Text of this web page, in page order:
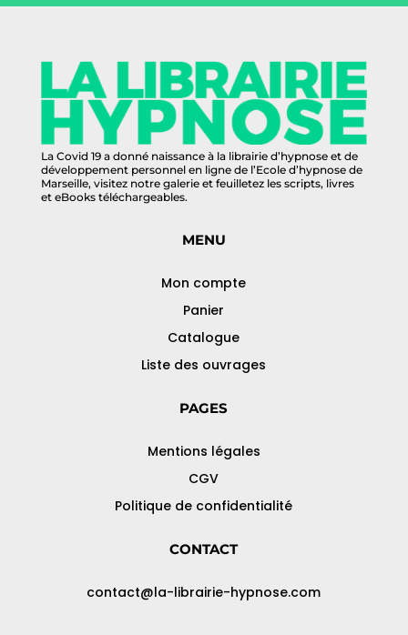
La Covid 19 a donné naissance à la librairie d’hypnose et de
développement personnel en ligne de l’Ecole d’hypnose de
Marseille, visitez notre galerie et feuilletez les scripts, livres
et eBooks téléchargeables.
MENU
Mon compte
Panier
Catalogue
Liste des ouvrages
PAGES
Mentions légales
CGV
Politique de confidentialité
CONTACT
contact@la-librairie-hypnose.com